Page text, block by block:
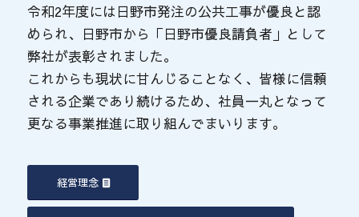
令和2年度には日野市発注の公共工事が優良と認
められ、日野市から「日野市優良請負者」として
弊社が表彰されました。
これからも現状に甘んじることなく、皆様に信頼
される企業であり続けるため、社員一丸となって
更なる事業推進に取り組んでまいります。
経営理念